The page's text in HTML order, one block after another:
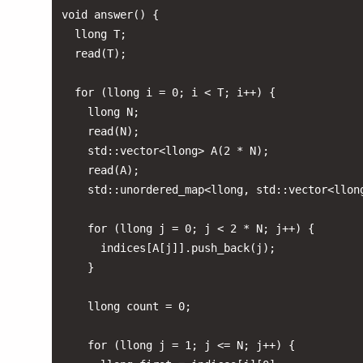
void answer() {
  llong T;
  read(T);
  for (llong i = 0; i < T; i++) {
    llong N;
    read(N);
    std::vector<llong> A(2 * N);
    read(A);
std::unordered_map<llong,
    for (llong j = 0; j < 2 * N; j++) {
      indices[A[j]].push_back(j);
    }
    llong count = 0;
    for (llong j = 1; j <= N; j++) {